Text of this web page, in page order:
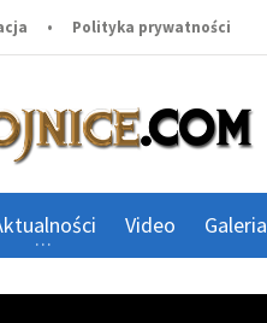
• Polityka prywatności
Video Galeria